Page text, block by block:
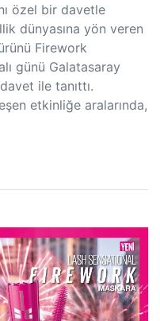
özel bir davetle
dünyasına yön veren
Firework
günü Galatasaray
ile tanıttı.
etkinliğe aralarında,